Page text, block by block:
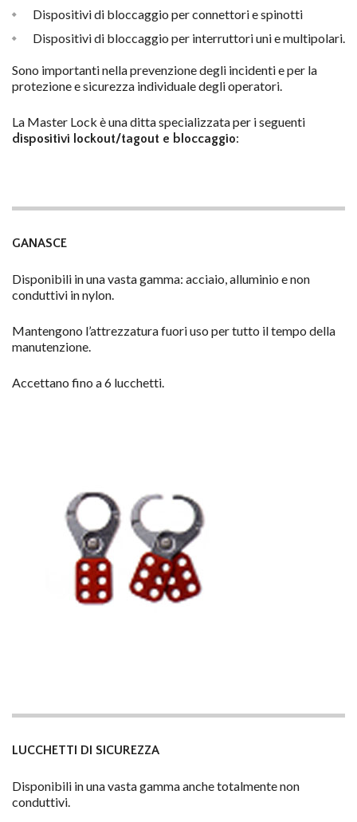
Dispositivi di bloccaggio per connettori e spinotti
Dispositivi di bloccaggio per interruttori uni e multipolari.
Sono importanti nella prevenzione degli incidenti e per la
protezione e sicurezza individuale degli operatori.
La Master Lock è una ditta specializzata per i seguenti
dispositivi lockout/tagout e bloccaggio:
GANASCE
Disponibili in una vasta gamma: acciaio, alluminio e non
conduttivi in nylon.
Mantengono l’attrezzatura fuori uso per tutto il tempo della
manutenzione.
Accettano fino a 6 lucchetti.
LUCCHETTI DI SICUREZZA
Disponibili in una vasta gamma anche totalmente non
conduttivi.